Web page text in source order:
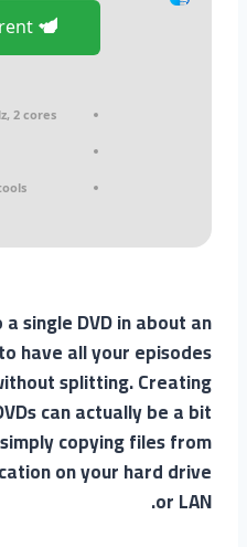
Download Torrent
2 cores
single DVD in about an
have all your episodes
splitting. Creating
can actually be a bit
copying files from
on your hard drive
or LAN.